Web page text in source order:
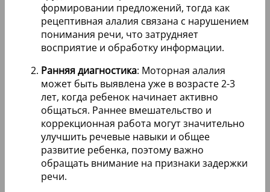
формировании предложений, тогда как
рецептивная алалия связана с нарушением
понимания речи, что затрудняет
восприятие и обработку информации.
Ранняя диагностика: Моторная алалия
может быть выявлена уже в возрасте 2-3
лет, когда ребенок начинает активно
общаться. Раннее вмешательство и
коррекционная работа могут значительно
улучшить речевые навыки и общее
развитие ребенка, поэтому важно
обращать внимание на признаки задержки
речи.